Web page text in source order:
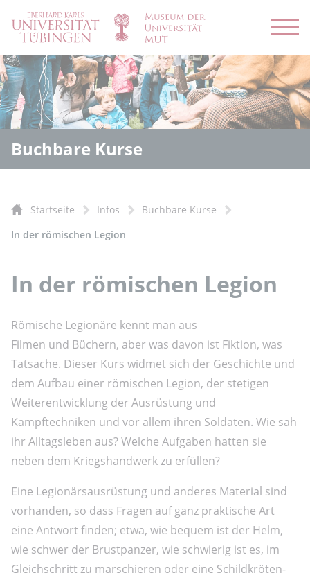
Buchbare Kurse
Startseite Infos
Buchbare Kurse
In der römischen Legion
In der römischen Legion
Römische Legionäre kennt man aus
Filmen und Büchern, aber was davon ist Fiktion, was
Tatsache. Dieser Kurs widmet sich der Geschichte und
dem Aufbau einer römischen Legion, der stetigen
Weiterentwicklung der Ausrüstung und
Kampftechniken und vor allem ihren Soldaten. Wie sah
ihr Alltagsleben aus? Welche Aufgaben hatten sie
neben dem Kriegshandwerk zu erfüllen?
Eine Legionärsausrüstung und anderes Material sind
vorhanden, so dass Fragen auf ganz praktische Art
eine Antwort finden; etwa, wie bequem ist der Helm,
wie schwer der Brustpanzer, wie schwierig ist es, im
Gleichschritt zu marschieren oder eine Schildkröten-